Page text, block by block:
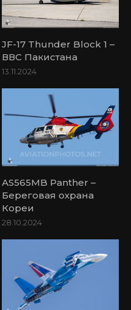
JF-17 Thunder Block 1 –
ВВС Пакистана
13.11.2024
AS565MB Panther –
Береговая охрана
Кореи
28.10.2024